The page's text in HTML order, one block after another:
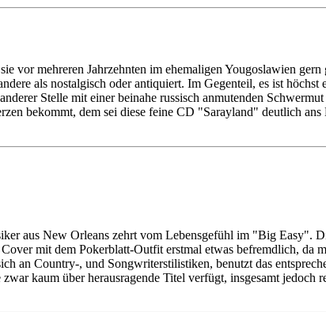
vor mehreren Jahrzehnten im ehemaligen Yougoslawien
als nostalgisch oder antiquiert. Im Gegenteil, es ist
Stelle mit einer beinahe russisch anmutenden
bekommt, dem sei diese feine CD "Sarayland" deutlich ans
aus New Orleans zehrt vom Lebensgefühl im "Big Easy".
mit dem Pokerblatt-Outfit erstmal etwas befremdlich,
an Country-, und Songwriterstilistiken, benutzt das
kaum über herausragende Titel verfügt, insgesamt jedoch